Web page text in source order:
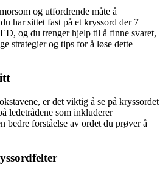
og utfordrende måte å
har sittet fast på et kryssord der 7
og du trenger hjelp til å finne svaret,
strategier og tips for å løse dette
er det viktig å se på kryssordet
ledetrådene som inkluderer
forståelse av ordet du prøver å